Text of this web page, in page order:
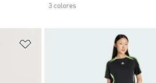
3 colores
Añadir a la lista de deseos